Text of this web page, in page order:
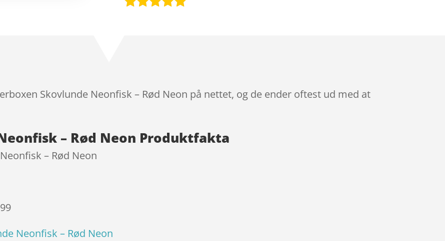
Skovlunde Neonfisk – Rød Neon på nettet, og de ender oftest ud med at
– Rød Neon Produktfakta
– Rød Neon
Neonfisk – Rød Neon